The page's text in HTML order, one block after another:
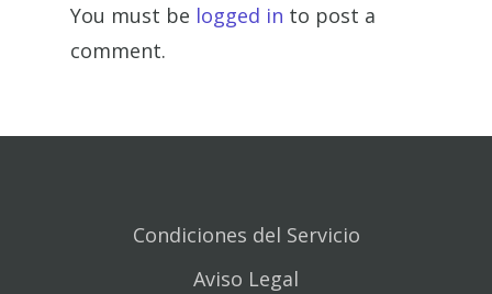
You must be logged in to post a
comment.
Condiciones del Servicio
Aviso Legal